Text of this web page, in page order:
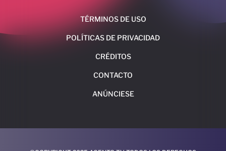
TÉRMINOS DE USO
POLÍTICAS DE PRIVACIDAD
CRÉDITOS
CONTACTO
ANÚNCIESE